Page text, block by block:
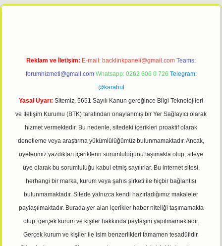
giriş adresitulipbett.net
Reklam ve İletişim: E-mail: backlinkpaneli@gmail.com Teams:
forumhizmeti@gmail.com Whatsapp: 0262 606 0 726 Telegram:
@karabul
Yasal Uyarı: Sitemiz, 5651 Sayılı Kanun gereğince Bilgi Teknolojileri
ve İletişim Kurumu (BTK) tarafından onaylanmış bir Yer Sağlayıcı olarak
hizmet vermektedir. Bu nedenle, sitedeki içerikleri proaktif olarak
denetleme veya araştırma yükümlülüğümüz bulunmamaktadır. Ancak,
üyelerimiz yazdıkları içeriklerin sorumluluğunu taşımakta olup, siteye
üye olarak bu sorumluluğu kabul etmiş sayılırlar. Bu internet sitesi,
herhangi bir marka, kurum veya şahıs şirketi ile hiçbir bağlantısı
bulunmamaktadır. Sitede yalnızca kendi hazırladığımız makaleler
paylaşılmaktadır. Burada yer alan içerikler haber niteliği taşımamakta
olup, gerçek kurum ve kişiler hakkında paylaşım yapılmamaktadır.
Gerçek kurum ve kişiler ile isim benzerlikleri tamamen tesadüfidir.